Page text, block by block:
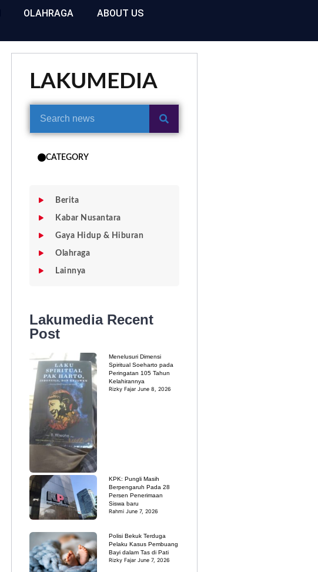
OLAHRAGA ABOUT US
LAKUMEDIA
CATEGORY
Berita
Kabar Nusantara
Gaya Hidup & Hiburan
Olahraga
Lainnya
Lakumedia Recent
Post
Menelusuri Dimensi
Spiritual Soeharto pada
Peringatan 105 Tahun
Kelahirannya
Rizky FajarJune 8, 2026
KPK: Pungli Masih
Berpengaruh Pada 28
Persen Penerimaan
Siswa baru
Rahmi June 7, 2026
Polisi Bekuk Terduga
Pelaku Kasus Pembuang
Bayi dalam Tas di Pati
Rizky FajarJune 7, 2026